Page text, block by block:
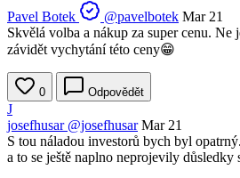
Pavel Botek
@pavelbotek Mar 21
Skvělá volba a nákup za super cenu. Ne
závidět vychytání této ceny😁
0 Odpovědět
J
josefhusar @josefhusar Mar 21
S tou náladou investorů bych byl
a to se ještě naplno neprojevily důsledky